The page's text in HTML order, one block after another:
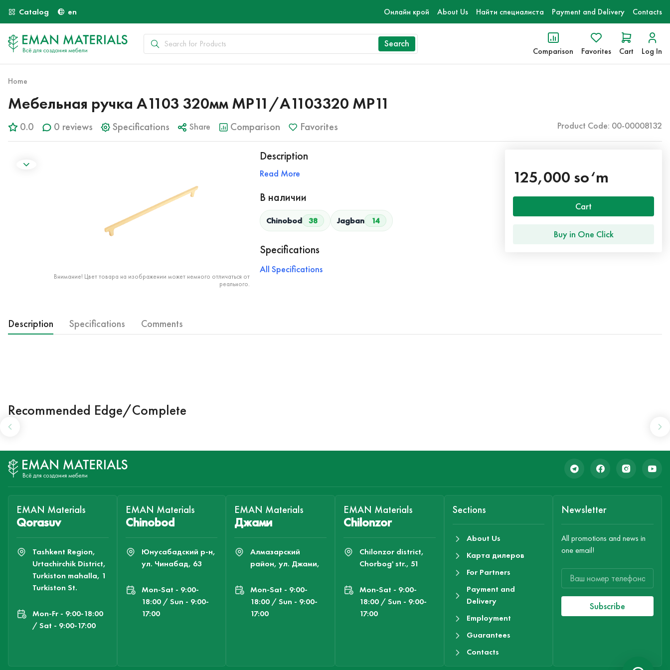
Catalog en Онлайн крой About Us Найти специалиста Payment and Delivery Contacts
Search
Comparison Favorites Cart Log In
Home
Мебельная ручка A1103 320мм MP11/A1103320 MP11
0.0 0 reviews Specifications Share Comparison Favorites Product Code: 00-00008132
Внимание! Цвет товара на изображении может немного отличаться от
реального.
Description
Read More
В наличии
Chinobod 38 Jagban 14
Specifications
All Specifications
125,000 so‘m
Cart
Buy in One Click
Description Specifications Comments
Recommended Edge/Complete
EMAN Materials
Qorasuv
Tashkent Region,
Urtachirchik District,
Turkiston mahalla, 1
Turkiston St.
Mon-Fr - 9:00-18:00
/ Sat - 9:00-17:00
EMAN Materials
Chinobod
Юнусабадский р-н,
ул. Чинабад, 63
Mon-Sat - 9:00-
18:00 / Sun - 9:00-
17:00
EMAN Materials
Джами
Алмазарский
район, ул. Джами,
Mon-Sat - 9:00-
18:00 / Sun - 9:00-
17:00
EMAN Materials
Chilonzor
Chilonzor district,
Chorbog' str., 51
Mon-Sat - 9:00-
18:00 / Sun - 9:00-
17:00
Sections
About Us
Карта дилеров
For Partners
Payment and
Delivery
Employment
Guarantees
Contacts
Newsletter
All promotions and news in
one email!
Subscribe